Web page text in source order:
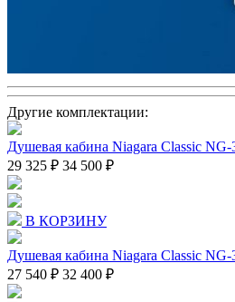
Другие комплектации:
Душевая кабина Niagara Classic
29 325 ₽ 34 500 ₽
В КОРЗИНУ
Душевая кабина Niagara Classic
27 540 ₽ 32 400 ₽